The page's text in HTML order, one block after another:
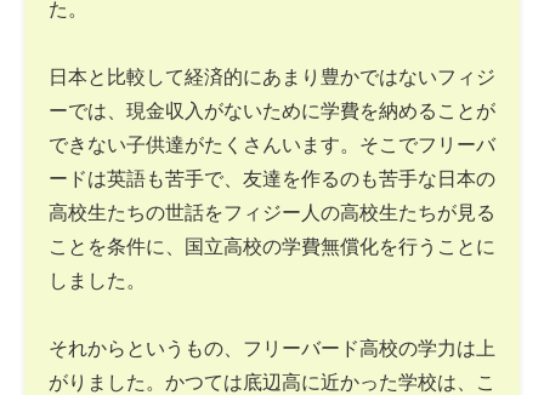
た。
日本と比較して経済的にあまり豊かではないフィジ
ーでは、現金収入がないために学費を納めることが
できない子供達がたくさんいます。そこでフリーバ
ードは英語も苦手で、友達を作るのも苦手な日本の
高校生たちの世話をフィジー人の高校生たちが見る
ことを条件に、国立高校の学費無償化を行うことに
しました。
それからというもの、フリーバード高校の学力は上
がりました。かつては底辺高に近かった学校は、こ